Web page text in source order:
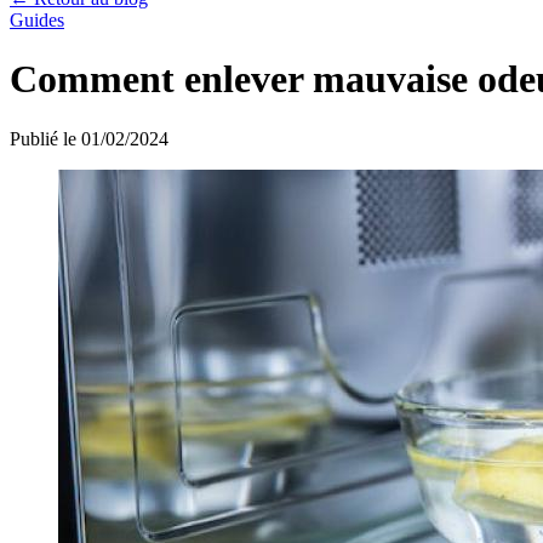
Guides
Comment enlever mauvaise
Publié le 01/02/2024